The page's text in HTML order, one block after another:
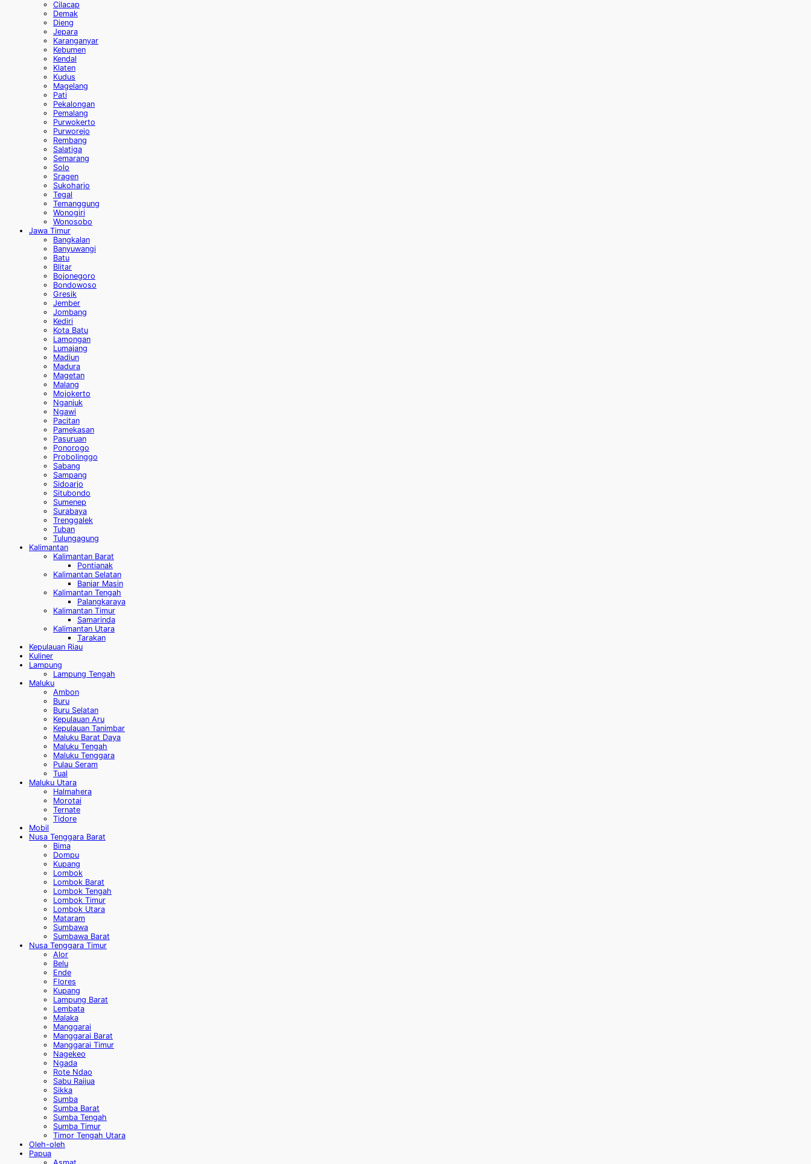
Cilacap
Demak
Dieng
Jepara
Karanganyar
Kebumen
Kendal
Klaten
Kudus
Magelang
Pati
Pekalongan
Pemalang
Purwokerto
Purworejo
Rembang
Salatiga
Semarang
Solo
Sragen
Sukoharjo
Tegal
Temanggung
Wonogiri
Wonosobo
Jawa Timur
Bangkalan
Banyuwangi
Batu
Blitar
Bojonegoro
Bondowoso
Gresik
Jember
Jombang
Kediri
Kota Batu
Lamongan
Lumajang
Madiun
Madura
Magetan
Malang
Mojokerto
Nganjuk
Ngawi
Pacitan
Pamekasan
Pasuruan
Ponorogo
Probolinggo
Sabang
Sampang
Sidoarjo
Situbondo
Sumenep
Surabaya
Trenggalek
Tuban
Tulungagung
Kalimantan
Kalimantan Barat
Pontianak
Kalimantan Selatan
Banjar Masin
Kalimantan Tengah
Palangkaraya
Kalimantan Timur
Samarinda
Kalimantan Utara
Tarakan
Kepulauan Riau
Kuliner
Lampung
Lampung Tengah
Maluku
Ambon
Buru
Buru Selatan
Kepulauan Aru
Kepulauan Tanimbar
Maluku Barat Daya
Maluku Tengah
Maluku Tenggara
Pulau Seram
Tual
Maluku Utara
Halmahera
Morotai
Ternate
Tidore
Mobil
Nusa Tenggara Barat
Bima
Dompu
Kupang
Lombok
Lombok Barat
Lombok Tengah
Lombok Timur
Lombok Utara
Mataram
Sumbawa
Sumbawa Barat
Nusa Tenggara Timur
Alor
Belu
Ende
Flores
Kupang
Lampung Barat
Lembata
Malaka
Manggarai
Manggarai Barat
Manggarai Timur
Nagekeo
Ngada
Rote Ndao
Sabu Raijua
Sikka
Sumba
Sumba Barat
Sumba Tengah
Sumba Timur
Timor Tengah Utara
Oleh-oleh
Papua